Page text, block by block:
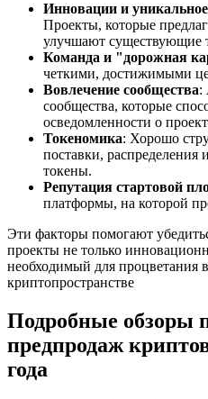
Инновации и
Проекты, которые
улучшают существующие
Команда и "дорожная
четкими, достижимыми
Вовлечение сообщества:
сообщества, которые
осведомленности о
Токеномика: Хорошо
поставки, распределения
токены.
Репутация стартовой
платформы, на которой
Эти факторы помогают
проекты не только
необходимый для процветания
криптопространстве
Подробные обзоры
предпродаж
года